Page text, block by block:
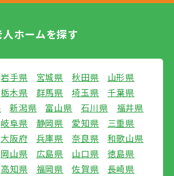
人ホームを探す
岩手県 宮城県 秋田県
山形県
栃木県 群馬県 埼玉県
千葉県
新潟県 富山県 石川県
福井県
岐阜県 静岡県 愛知県
三重県
大阪府 兵庫県 奈良県
和歌山県
岡山県 広島県 山口県
徳島県
高知県 福岡県 佐賀県
長崎県